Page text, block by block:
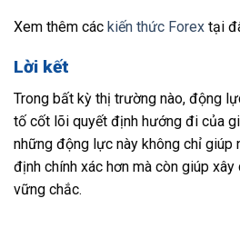
Xem thêm các kiến thức Forex tại
Lời kết
Trong bất kỳ thị trường nào, động
tố cốt lõi quyết định hướng đi của
những động lực này không chỉ giúp
định chính xác hơn mà còn giúp
vững chắc.